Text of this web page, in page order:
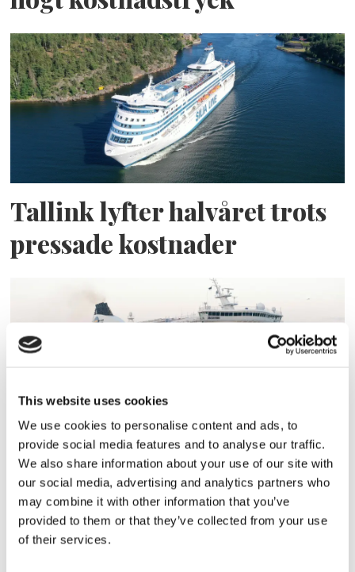
This website uses cookies
We use cookies to personalise content and ads, to
provide social media features and to analyse our traffic.
We also share information about your use of our site with
our social media, advertising and analytics partners who
may combine it with other information that you’ve
provided to them or that they’ve collected from your use
of their services.
Tallink lyfter halvåret trots
pressade kostnader
Eckerö tyngs av höga
bränslekostnader men
frakten fortsätter växa